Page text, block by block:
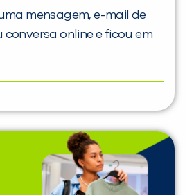
mensagem, e-mail de
online e ficou em